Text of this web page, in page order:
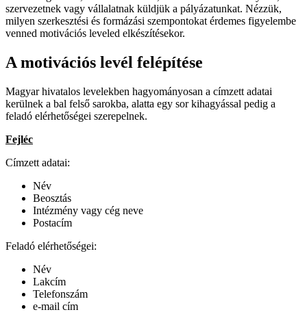
szervezetnek vagy vállalatnak küldjük a pályázatunkat. Nézzük,
milyen szerkesztési és formázási szempontokat érdemes figyelembe
venned motivációs leveled elkészítésekor.
A motivációs levél felépítése
Magyar hivatalos levelekben hagyományosan a címzett adatai
kerülnek a bal felső sarokba, alatta egy sor kihagyással pedig a
feladó elérhetőségei szerepelnek.
Fejléc
Címzett adatai:
Név
Beosztás
Intézmény vagy cég neve
Postacím
Feladó elérhetőségei:
Név
Lakcím
Telefonszám
e-mail cím